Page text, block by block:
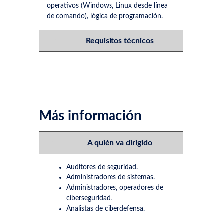
operativos (Windows, Linux desde línea
de comando), lógica de programación.
Requisitos técnicos
Más información
A quién va dirigido
Auditores de seguridad.
Administradores de sistemas.
Administradores, operadores de
ciberseguridad.
Analistas de ciberdefensa.